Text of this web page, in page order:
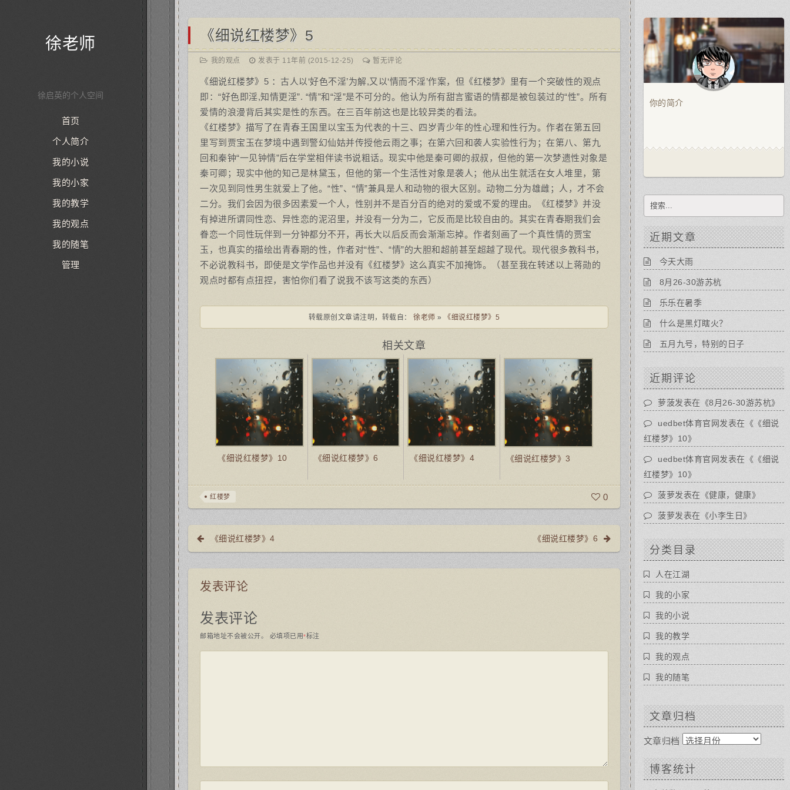
徐老师
徐启英的个人空间
首页
个人简介
我的小说
我的小家
我的教学
我的观点
我的随笔
管理
《细说红楼梦》5
我的观点 发表于 11年前 (2015-12-25) 暂无评论
《细说红楼梦》5 ：古人以‘好色不淫’为解,又以‘情而不淫’作案，但《红楼梦》里有一个突破性的观点
即：“好色即淫,知情更淫”. “情”和“淫”是不可分的。他认为所有甜言蜜语的情都是被包装过的“性”。所有
爱情的浪漫背后其实是性的东西。在三百年前这也是比较异类的看法。
《红楼梦》描写了在青春王国里以宝玉为代表的十三、四岁青少年的性心理和性行为。作者在第五回
里写到贾宝玉在梦境中遇到警幻仙姑并传授他云雨之事；在第六回和袭人实验性行为；在第八、第九
回和秦钟“一见钟情”后在学堂相伴读书说粗话。现实中他是秦可卿的叔叔，但他的第一次梦遗性对象是
秦可卿；现实中他的知己是林黛玉，但他的第一个生活性对象是袭人；他从出生就活在女人堆里，第
一次见到同性男生就爱上了他。“性”、“情”兼具是人和动物的很大区别。动物二分为雄雌；人，才不会
二分。我们会因为很多因素爱一个人，性别并不是百分百的绝对的爱或不爱的理由。《红楼梦》并没
有掉进所谓同性恋、异性恋的泥沼里，并没有一分为二，它反而是比较自由的。其实在青春期我们会
眷恋一个同性玩伴到一分钟都分不开，再长大以后反而会渐渐忘掉。作者刻画了一个真性情的贾宝
玉，也真实的描绘出青春期的性，作者对“性”、“情”的大胆和超前甚至超越了现代。现代很多教科书，
不必说教科书，即使是文学作品也并没有《红楼梦》这么真实不加掩饰。（甚至我在转述以上蒋勋的
观点时都有点扭捏，害怕你们看了说我不该写这类的东西）
转载原创文章请注明，转载自：徐老师 » 《细说红楼梦》5
相关文章
《细说红楼梦》10 《细说红楼梦》6 《细说红楼梦》4 《细说红楼梦》3
红楼梦 0
《细说红楼梦》4 《细说红楼梦》6
发表评论
发表评论
邮箱地址不会被公开。 必填项已用*标注
你的简介
近期文章
今天大雨
8月26-30游苏杭
乐乐在暑季
什么是黑灯瞎火？
五月九号，特别的日子
近期评论
萝菠发表在《8月26-30游苏杭》
uedbet体育官网发表在《 《细说
红楼梦》10》
uedbet体育官网发表在《 《细说
红楼梦》10》
菠萝发表在《健康，健康》
菠萝发表在《小李生日》
分类目录
人在江湖
我的小家
我的小说
我的教学
我的观点
我的随笔
文章归档
文章归档
博客统计